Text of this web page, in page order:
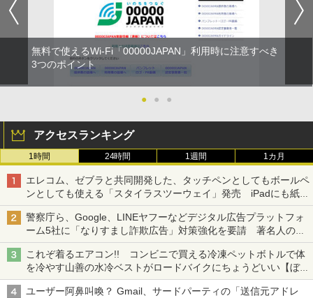
無料で使えるWi-Fi「00000JAPAN」利用時に注意すべき
3つのポイント
● ● ●
アクセスランキング
1時間 24時間 1週間 1カ月
エレコム、ゼブラと共同開発した、タッチペンとしてもボールペ
ンとしても使える「スタイラスツーウェイ」発売 iPadにも紙に
も、持ち替えずに書き込める
警察庁ら、Google、LINEヤフーなどデジタル広告プラットフォ
ーム5社に「なりすまし詐欺広告」対策強化を要請 著名人の写
真や映像を使った投資詐欺などへの対策として
これぞ着るエアコン!! コンビニで買える冷凍ペットボトルで体
を冷やす山善の水冷ベストがロードバイクにちょうどいい【ぼっ
ち・ざ・ろーど！その14】【空いた時間でなにしてる？】
ユーザー阿鼻叫喚？ Gmail、サードパーティの「送信元アドレ